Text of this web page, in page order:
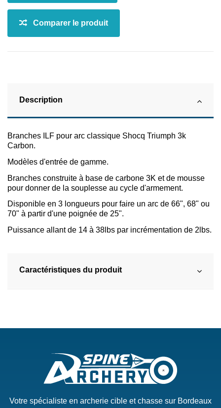
Description
Branches ILF pour arc classique Shocq Triumph 3k
Carbon.
Modèles d'entrée de gamme.
Branches construite à base de carbone 3K et de mousse
pour donner de la souplesse au cycle d'armement.
Disponible en 3 longueurs pour faire un arc de 66", 68" ou
70" à partir d'une poignée de 25".
Puissance allant de 14 à 38lbs par incrémentation de 2lbs.
Caractéristiques du produit
Votre spécialiste en archerie cible et chasse sur Bordeaux